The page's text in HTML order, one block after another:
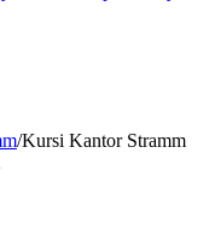
/Kursi Kantor Stramm